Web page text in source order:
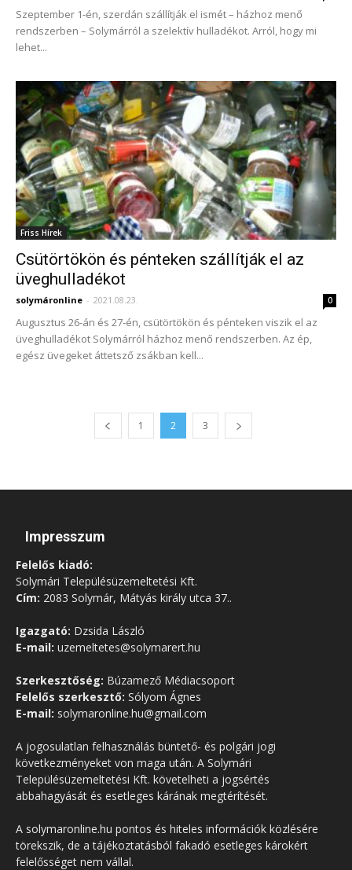
Szeptember 1-én, szerdán szállítják el ismét – házhoz menő
rendszerben – Solymárról a szelektív hulladékot. Arról, hogy mi
lehet...
Friss Hírek
Csütörtökön és pénteken szállítják el az
üveghulladékot
solymáronline - 2021.08.23. 0
Augusztus 26-án és 27-én, csütörtökön és pénteken viszik el az
üveghulladékot Solymárról házhoz menő rendszerben. Az ép,
egész üvegeket áttetsző zsákban kell...
1 2 3
Impresszum
Felelős kiadó:
Solymári Településüzemeltetési Kft.
Cím: 2083 Solymár, Mátyás király utca 37..
Igazgató: Dzsida László
E-mail: uzemeltetes@solymarert.hu
Szerkesztőség: Búzamező Médiacsoport
Felelős szerkesztő: Sólyom Ágnes
E-mail: solymaronline.hu@gmail.com
A jogosulatlan felhasználás büntető- és polgári jogi
következményeket von maga után. A Solymári
Településüzemeltetési Kft. követelheti a jogsértés
abbahagyását és esetleges kárának megtérítését.
A solymaronline.hu pontos és hiteles információk közlésére
törekszik, de a tájékoztatásból fakadó esetleges károkért
felelősséget nem vállal.